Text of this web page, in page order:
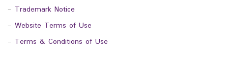
- Trademark Notice
- Website Terms of Use
- Terms & Conditions of Use